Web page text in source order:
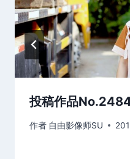
投稿作品
作者 自由影像师SU